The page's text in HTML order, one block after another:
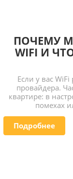
ПОЧЕМУ
WIFI И
Если у вас
провайдера.
квартире: в
помехах
Подробнее